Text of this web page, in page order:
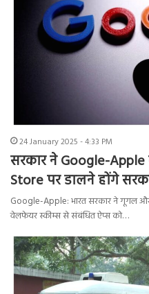
24 January 2025 - 4:33 PM
सरकार ने Google-
Store पर डालने होंगे
Google-Apple: भारत सरकार ने गूगल
वेलफेयर स्कीम्स से संबंधित ऐप्स को…